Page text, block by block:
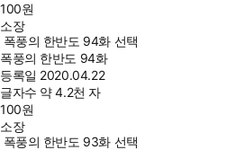
100원
소장
폭풍의 한반도 94화 선택
폭풍의 한반도 94화
등록일 2020.04.22
글자수 약 4.2천 자
100원
소장
폭풍의 한반도 93화 선택